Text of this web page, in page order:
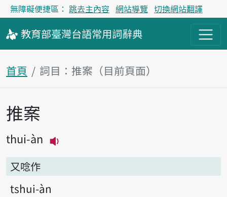
無障礙便捷區： 跳去主內容 網站導覽 切換網站翻譯
教育部臺灣台語常用詞辭典
首頁 詞目：推案（目前頁面）
主內容區塊
推案
thui-àn
又唸作
tshui-àn